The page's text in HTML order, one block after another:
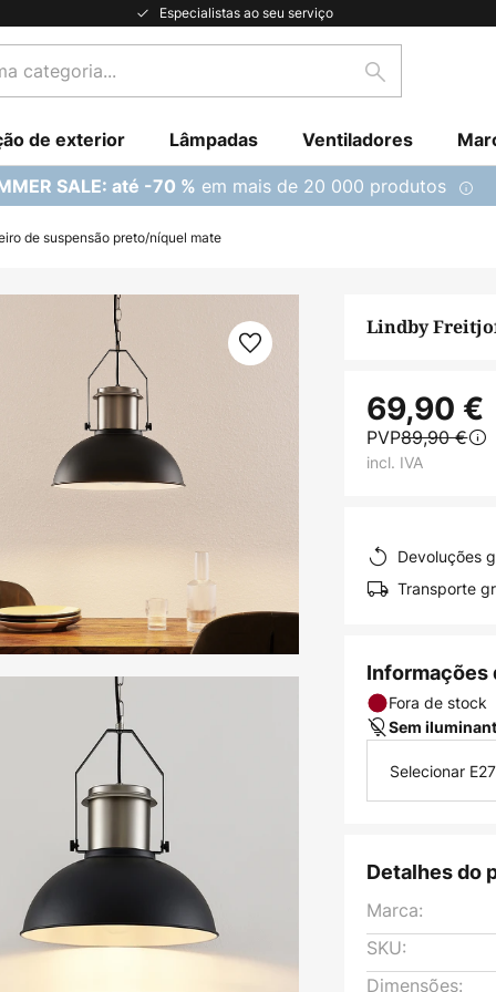
Especialistas ao seu serviço
Pesquisar
de exterior Lâmpadas Ventiladores
SALE: até -70 % em mais de 20 000 produtos
de suspensão preto/níquel mate
Lindby
69,90 €
PVP89,90 €
incl. IVA
Devoluções
Transporte
Informações
Fora de stock
Sem
Selecionar
Detalhes do
Marca:
SKU:
Dimensões: